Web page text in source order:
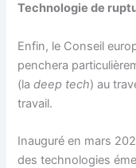
Technologie de
Enfin, le Conseil
penchera
(ladeep tech) au
travail.
Inauguré en mars
des technologies